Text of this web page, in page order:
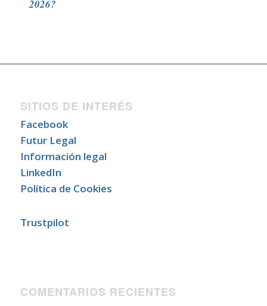
2026?
SITIOS DE INTERÉS
Facebook
Futur Legal
Información legal
LinkedIn
Política de Cookies
Trustpilot
COMENTARIOS RECIENTES